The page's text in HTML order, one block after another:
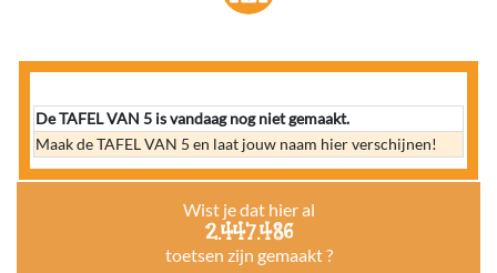
Wist je dat hier al
2.447.486
toetsen zijn gemaakt ?
De TAFEL VAN 5 is vandaag nog niet gemaakt.
Maak de TAFEL VAN 5 en laat jouw naam hier verschijnen!